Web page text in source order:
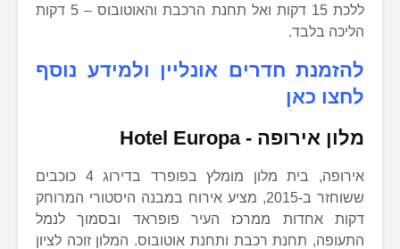
ללכת 15 דקות ואל תחנת הרכבת והאוטובוס – 5 דקות
הליכה בלבד.
להזמנת חדרים אונליין ולמידע נוסף
לחצו כאן
מלון אירופה ­-Hotel Europa
אירופה, בית מלון מומלץ בפופרד בדירוג 4 כוכבים
ששוחזר ב-2015, מציע אירוח במבנה היסטורי המרוחק
דקות אחדות ממרכז העיר פופראד ובסמוך לנמל
התעופה, תחנת רכבת ותחנת אוטובוס. המלון זוכה לציון